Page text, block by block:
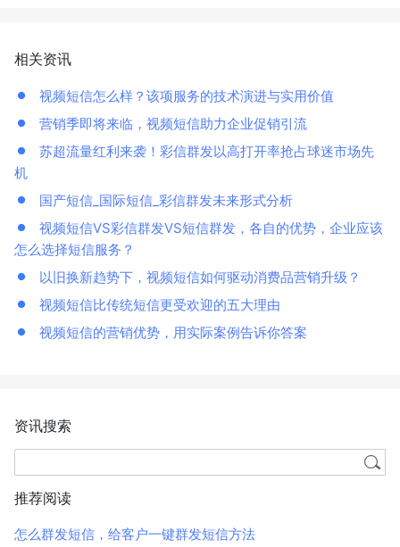
相关资讯
视频短信怎么样？该项服务的技术演进与实用价值
营销季即将来临，视频短信助力企业促销引流
苏超流量红利来袭！彩信群发以高打开率抢占球迷市场先
机
国产短信_国际短信_彩信群发未来形式分析
视频短信VS彩信群发VS短信群发，各自的优势，企业应该
怎么选择短信服务？
以旧换新趋势下，视频短信如何驱动消费品营销升级？
视频短信比传统短信更受欢迎的五大理由
视频短信的营销优势，用实际案例告诉你答案
资讯搜索
推荐阅读
怎么群发短信，给客户一键群发短信方法